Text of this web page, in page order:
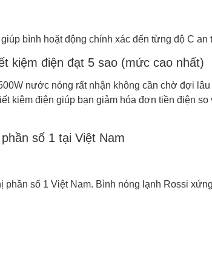
bình hoặt động chính xác đến từng độ C
kiệm điện đạt 5 sao (mức cao nhất)
nước nóng rất nhận không cần chờ đợi
kiệm điện giúp bạn giảm hóa đơn tiền điện
số 1 tại Việt Nam
số 1 Việt Nam. Bình nóng lạnh Rossi